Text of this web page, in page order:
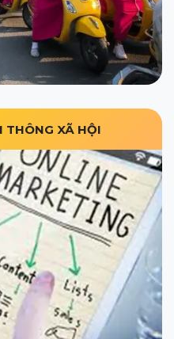
THÔNG XÃ HỘI